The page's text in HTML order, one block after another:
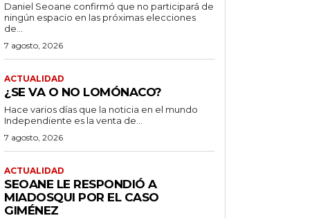
Daniel Seoane confirmó que no participará de
ningún espacio en las próximas elecciones
de...
7 agosto, 2026
ACTUALIDAD
¿SE VA O NO LOMÓNACO?
Hace varios días que la noticia en el mundo
Independiente es la venta de...
7 agosto, 2026
ACTUALIDAD
SEOANE LE RESPONDIÓ A
MIADOSQUI POR EL CASO
GIMÉNEZ